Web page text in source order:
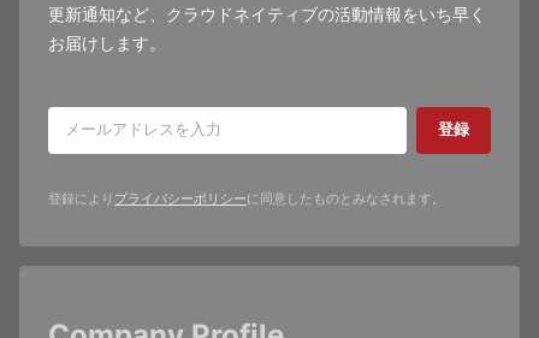
更新通知など、クラウドネイティブの活動情報をいち早く
お届けします。
登録
登録により プライバシーポリシーに同意したものとみなされます。